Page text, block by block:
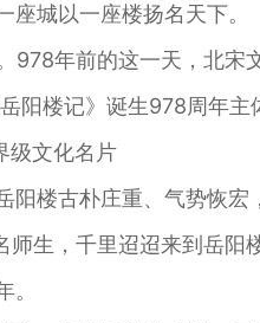
城以一座楼扬名天下。
年前的这一天，北宋
楼记》诞生978周年主
文化名片
楼古朴庄重、气势恢宏
，千里迢迢来到岳阳楼